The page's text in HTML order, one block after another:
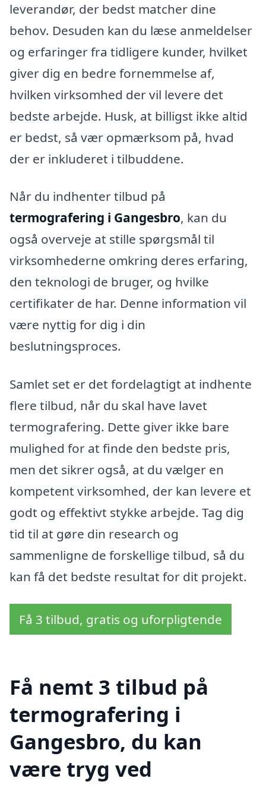
leverandør, der bedst matcher dine
behov. Desuden kan du læse anmeldelser
og erfaringer fra tidligere kunder, hvilket
giver dig en bedre fornemmelse af,
hvilken virksomhed der vil levere det
bedste arbejde. Husk, at billigst ikke altid
er bedst, så vær opmærksom på, hvad
der er inkluderet i tilbuddene.
Når du indhenter tilbud på
termografering i Gangesbro, kan du
også overveje at stille spørgsmål til
virksomhederne omkring deres erfaring,
den teknologi de bruger, og hvilke
certifikater de har. Denne information vil
være nyttig for dig i din
beslutningsproces.
Samlet set er det fordelagtigt at indhente
flere tilbud, når du skal have lavet
termografering. Dette giver ikke bare
mulighed for at finde den bedste pris,
men det sikrer også, at du vælger en
kompetent virksomhed, der kan levere et
godt og effektivt stykke arbejde. Tag dig
tid til at gøre din research og
sammenligne de forskellige tilbud, så du
kan få det bedste resultat for dit projekt.
Få 3 tilbud, gratis og uforpligtende
Få nemt 3 tilbud på
termografering i
Gangesbro, du kan
være tryg ved